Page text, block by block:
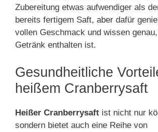
Zubereitung etwas aufwendiger als
bereits fertigem Saft, aber dafür
vollen Geschmack und wissen
Getränk enthalten ist.
Gesundheitliche
heißem Cranberrysaft
Heißer Cranberrysaft ist nicht nur
sondern bietet auch eine Reihe von